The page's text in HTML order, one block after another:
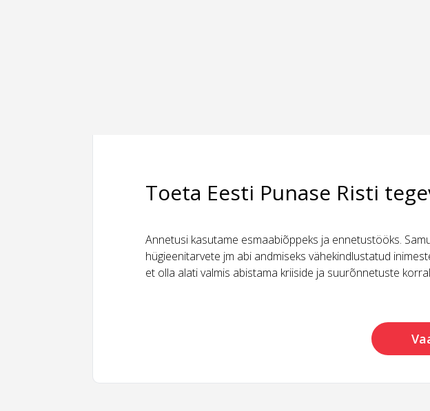
Toeta Eesti Punase Risti
Annetusi kasutame esmaabiõppeks ja ennetustööks.
hügieenitarvete jm abi andmiseks vähekindlustatud
et olla alati valmis abistama kriiside ja suurõnnetuste